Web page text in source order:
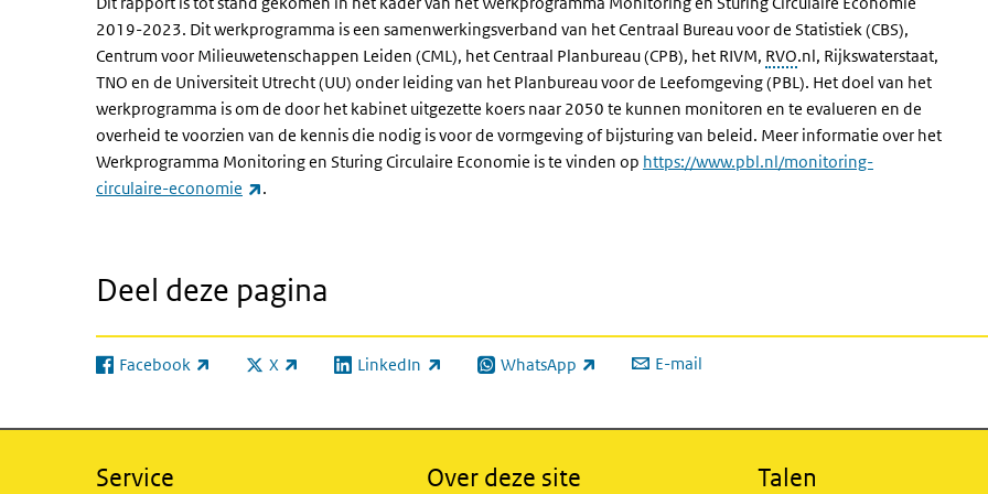
2019-2023. Dit werkprogramma is een samenwerkingsverband van het Centraal Bureau voor de Statistiek (CBS),
Centrum voor Milieuwetenschappen Leiden (CML), het Centraal Planbureau (CPB), het RIVM, RVO.nl, Rijkswaterstaat,
TNO en de Universiteit Utrecht (UU) onder leiding van het Planbureau voor de Leefomgeving (PBL). Het doel van het
werkprogramma is om de door het kabinet uitgezette koers naar 2050 te kunnen monitoren en te evalueren en de
overheid te voorzien van de kennis die nodig is voor de vormgeving of bijsturing van beleid. Meer informatie over het
Werkprogramma Monitoring en Sturing Circulaire Economie is te vinden op https://www.pbl.nl/monitoring-
circulaire-economie
(externe link)
.
Deel deze pagina
Facebook
(externe link) X
(externe link) LinkedIn
(externe link) WhatsApp
(externe link) E-mail
Service Over deze site Talen